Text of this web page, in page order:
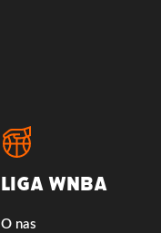
LIGA WNBA
O nas